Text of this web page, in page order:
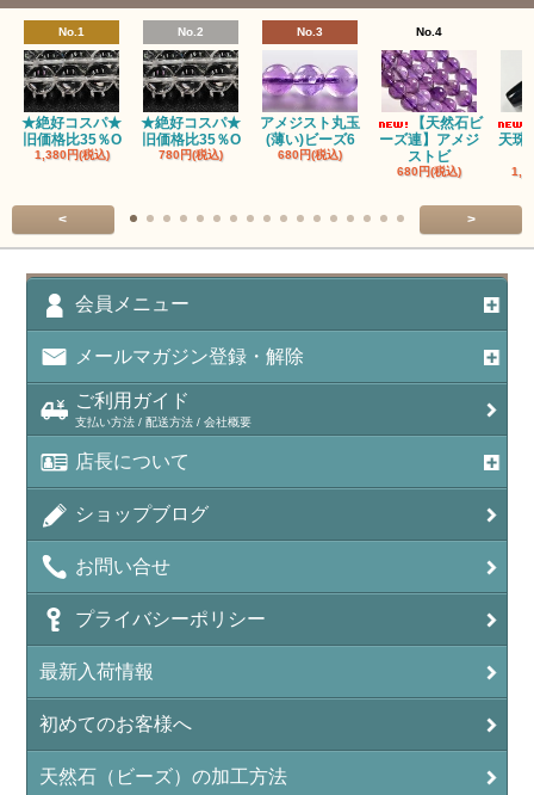
No.1
★絶好コスパ★
旧価格比35％O
1,380円(税込)
No.2
★絶好コスパ★
旧価格比35％O
780円(税込)
No.3
アメジスト丸玉
(薄い)ビーズ6
680円(税込)
No.4
【天然石ビ
ーズ連】アメジ
ストビ
680円(税込)
天珠
< >
会員メニュー
メールマガジン登録・解除
ご利用ガイド
支払い方法 / 配送方法 / 会社概要
店長について
ショップブログ
お問い合せ
プライバシーポリシー
最新入荷情報
初めてのお客様へ
天然石（ビーズ）の加工方法